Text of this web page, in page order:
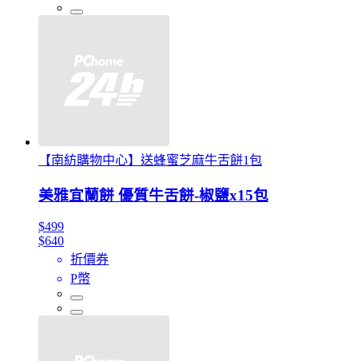
【南紡購物中心】送蜂蜜芝麻牛舌餅1包
美雅宜蘭餅 優質牛舌餅-椒鹽x15包
$499
$640
折價券
P幣